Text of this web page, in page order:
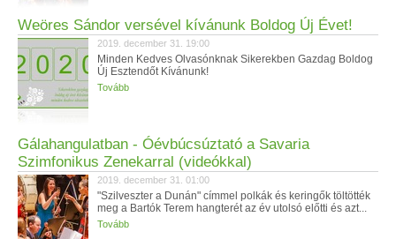
Weöres Sándor versével kívánunk Boldog Új Évet!
2019. december 31. 19:00
Minden Kedves Olvasónknak Sikerekben Gazdag Boldog
Új Esztendőt Kívánunk!
Tovább
Gálahangulatban - Óévbúcsúztató a Savaria
Szimfonikus Zenekarral (videókkal)
2019. december 31. 01:00
"Szilveszter a Dunán" címmel polkák és keringők töltötték
meg a Bartók Terem hangterét az év utolsó előtti és azt...
Tovább